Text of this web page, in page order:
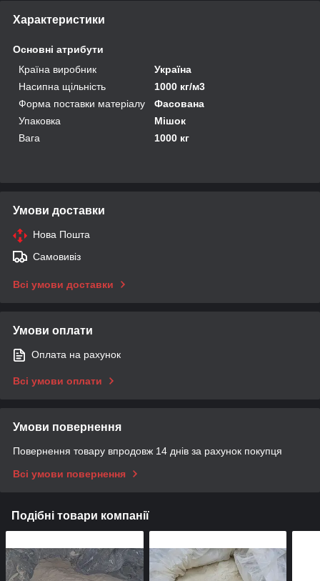
Характеристики
Основні атрибути
Країна виробник
Україна
Насипна щільність
1000 кг/м3
Форма поставки матеріалу
Фасована
Упаковка
Мішок
Вага
1000 кг
Умови доставки
Нова Пошта
Самовивіз
Всі умови доставки
Умови оплати
Оплата на рахунок
Всі умови оплати
Умови повернення
Повернення товару впродовж 14 днів за рахунок покупця
Всі умови повернення
Подібні товари компанії